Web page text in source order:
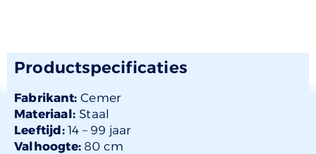
Productspecificaties
Fabrikant:Cemer
Materiaal:Staal
Leeftijd:14 – 99 jaar
Valhoogte: 80 cm